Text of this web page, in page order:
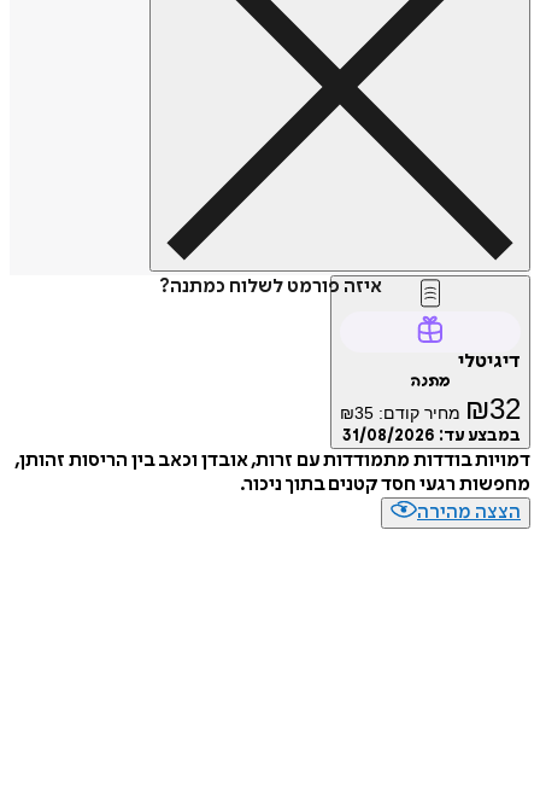
איזה פורמט לשלוח כמתנה?
דיגיטלי
מתנה
₪32 מחיר קודם: ₪35
במבצע עד: 31/08/2026
דמויות בודדות מתמודדות עם זרות, אובדן וכאב בין הריסות זהותן,
מחפשות רגעי חסד קטנים בתוך ניכור.
הצצה מהירה